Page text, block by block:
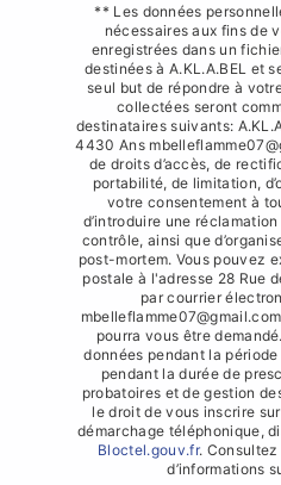
** Les données
nécessaires aux fins de
enregistrées dans un
destinées à A.KL.A.BEL et
seul but de répondre à
collectées seront
destinataires suivants:
4430 Ans
de droits d’accès, de
portabilité, de limitation,
votre consentement à
d’introduire une
contrôle, ainsi que
post-mortem. Vous pouvez
postale à l'adresse 28 Rue
par courrier
pourra vous être
données pendant la
pendant la durée de
probatoires et de gestion
le droit de vous inscrire
démarchage téléphonique,
Bloctel.gouv.fr.
d’informations